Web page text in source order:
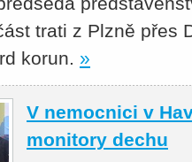
trati z Plzně přes
korun. »
V nemocnici v
monitory dechu